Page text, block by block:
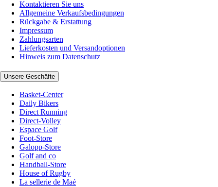
Kontaktieren Sie uns
Allgemeine Verkaufsbedingungen
Rückgabe & Erstattung
Impressum
Zahlungsarten
Lieferkosten und Versandoptionen
Hinweis zum Datenschutz
Unsere Geschäfte
Basket-Center
Daily Bikers
Direct Running
Direct-Volley
Espace Golf
Foot-Store
Galopp-Store
Golf and co
Handball-Store
House of Rugby
La sellerie de Maé